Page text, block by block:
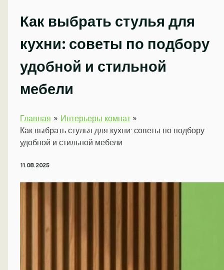
Как выбрать стулья для
кухни: советы по подбору
удобной и стильной
мебели
Главная
Интерьеры комнат
Как выбрать стулья для кухни: советы по подбору
удобной и стильной мебели
11.08.2025